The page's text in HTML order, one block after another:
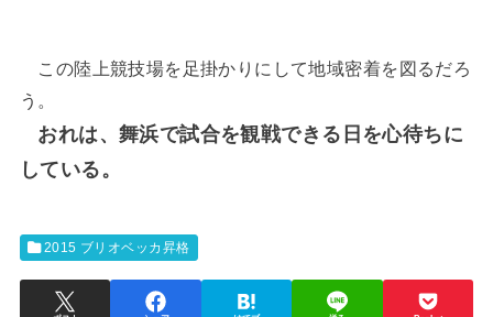
この陸上競技場を足掛かりにして地域密着を図るだろ
う。
おれは、舞浜で試合を観戦できる日を心待ちに
している。
2015 ブリオベッカ昇格